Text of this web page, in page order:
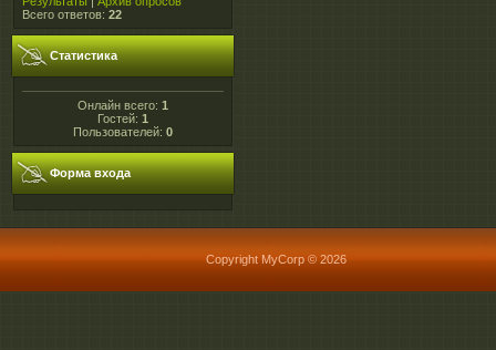
Всего ответов: 22
Статистика
Онлайн всего: 1
Гостей: 1
Пользователей: 0
Форма входа
Copyright MyCorp © 2026